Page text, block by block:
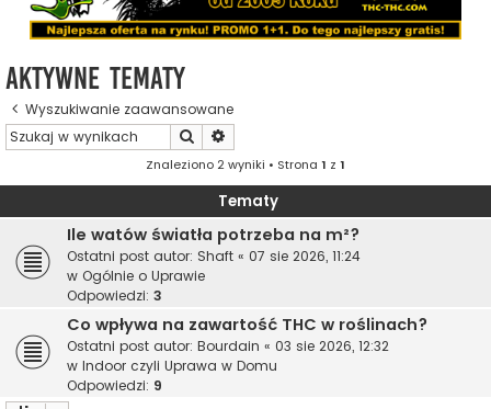
Aktywne tematy
Wyszukiwanie zaawansowane
Szukaj
Znaleziono 2 wyniki • Strona 1 z 1
Tematy
Ile watów światła potrzeba na m²?
Ostatni post autor: Shaft « 07 sie 2026, 11:24
w Ogólnie o Uprawie
Odpowiedzi: 3
Co wpływa na zawartość THC w roślinach?
Ostatni post autor: Bourdain « 03 sie 2026, 12:32
w Indoor czyli Uprawa w Domu
Odpowiedzi: 9